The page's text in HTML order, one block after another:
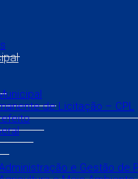
de Licitação – CPL
e Gestão de